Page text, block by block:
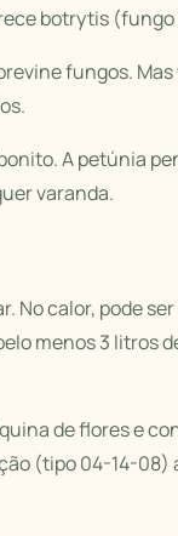
botrytis
fungos.
A petúnia
varanda.
No calor, pode
menos 3 litros
de flores e
(tipo 04-14-08)